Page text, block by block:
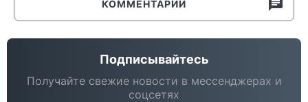
КОММЕНТАРИИ
Подписывайтесь
Получайте свежие новости в мессенджерах и
соцсетях